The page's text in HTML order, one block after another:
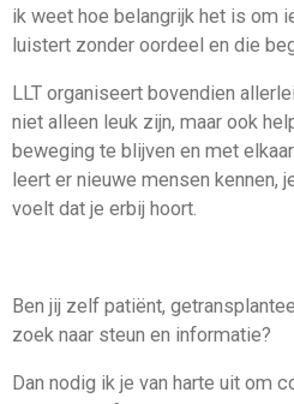
ik weet hoe belangrijk het is om
luistert zonder oordeel en die
LLT organiseert bovendien
niet alleen leuk zijn, maar ook
beweging te blijven en met
leert er nieuwe mensen kennen,
voelt dat je erbij hoort.
Ben jij zelf patiënt,
zoek naar steun en informatie?
Dan nodig ik je van harte uit om